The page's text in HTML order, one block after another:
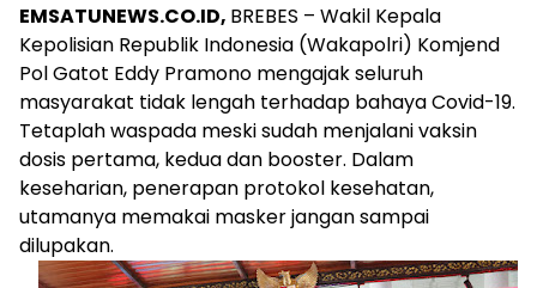
EMSATUNEWS.CO.ID, BREBES – Wakil Kepala
Kepolisian Republik Indonesia (Wakapolri) Komjend
Pol Gatot Eddy Pramono mengajak seluruh
masyarakat tidak lengah terhadap bahaya Covid-19.
Tetaplah waspada meski sudah menjalani vaksin
dosis pertama, kedua dan booster. Dalam
keseharian, penerapan protokol kesehatan,
utamanya memakai masker jangan sampai
dilupakan.